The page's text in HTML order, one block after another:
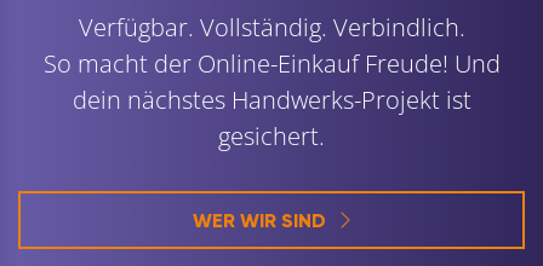
Verfügbar. Vollständig. Verbindlich.
So macht der Online-Einkauf Freude! Und
dein nächstes Handwerks-Projekt ist
gesichert.
WER WIR SIND